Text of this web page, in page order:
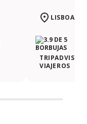
LISBOA
VIAJEROS